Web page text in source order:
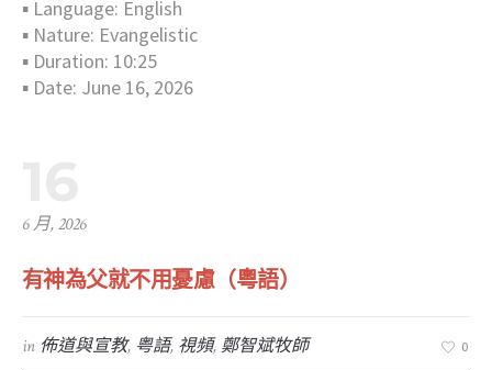
▪︎ Language: English
▪︎ Nature: Evangelistic
▪︎ Duration: 10:25
▪︎ Date: June 16, 2026
6 月, 2026
有神為父就不用憂慮（粵語）
in 佈道與宣教, 粤語, 視頻,鄭智斌牧師 0